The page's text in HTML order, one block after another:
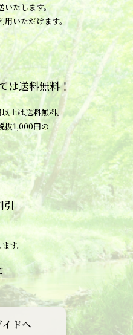
いたします。
いただけます。
は送料無料！
上は送料無料。
抜1,000円の
引
す。
ドへ